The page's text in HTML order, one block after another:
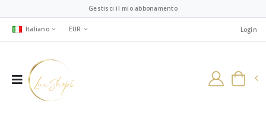
Gestisci il mio abbonamento
Italiano EUR Login